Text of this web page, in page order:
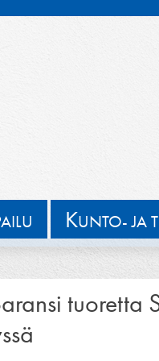
KUNTO- JA
tuoretta